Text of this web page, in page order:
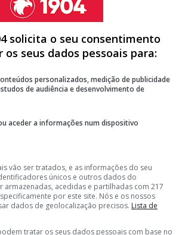
na temporada passada, foi
Bah e surge como uma
de verão.
VENDA
NÃO VAI AO MUNDIAL
PODE MUDAR AINDA MAIS EM
solicita o seu consentimento
seus dados pessoais para:
personalizados, medição de publicidade
de audiência e desenvolvimento de
aceder a informações num dispositivo
vão ser tratados, e as informações do seu
únicos e outros dados do
armazenadas, acedidas e partilhadas com 217
por este site. Nós e os nossos
dados de geolocalização precisos. Lista de
tratar os seus dados pessoais com base no